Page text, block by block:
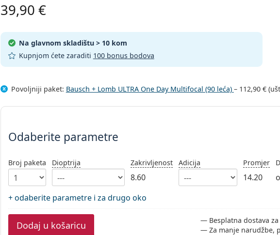
39,90 €
Na glavnom skladištu > 10 kom
Kupnjom ćete zaraditi 100 bonus bodova
Povoljniji paket: Bausch + Lomb ULTRA One Day Multifocal (90 leća) – 112,90 €
Odaberite parametre
Odaberite parametre
Broj paketa Dioptrija Zakrivljenost
8.60
Adicija Promjer
14.20
+ odaberite parametre i za drugo oko
Dodaj u košaricu
Besplatna dostava
Za manje narudžbe,